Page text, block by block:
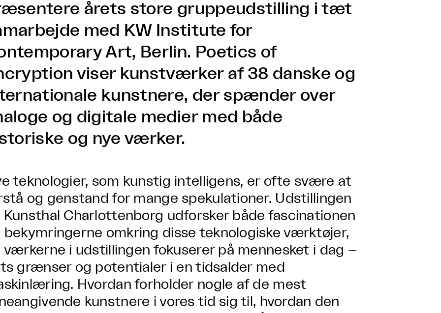
årets store gruppeudstilling i tæt
med KW Institute for
Art, Berlin. Poetics of
viser kunstværker af 38 danske og
kunstnere, der spænder over
og digitale medier med både
og nye værker.
teknologier, som kunstig intelligens, er ofte svære at
og genstand for mange spekulationer. Udstillingen
Kunsthal Charlottenborg udforsker både fascinationen
bekymringerne omkring disse teknologiske værktøjer,
værkerne i udstillingen fokuserer på mennesket i dag –
grænser og potentialer i en tidsalder med
Hvordan forholder nogle af de mest
kunstnere i vores tid sig til, hvordan den